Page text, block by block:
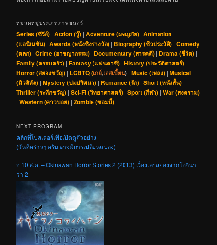
หมวดหมู่ประเภทภาพยนตร์
Series (ซีรีส์) |Action (บู๊) |Adventure (ผจญภัย) |Animation
(แอนิเมชัน) |Awards (หนังชิงรางวัล) | Biography (ชีวประวัติ) |Comedy
(ตลก) |Crime (อาชญากรรม) | Documentary (สารคดี) | Drama (ชีวิต) |
Family (ครอบครัว) |Fantasy (แฟนตาซี) |History (ประวัติศาสตร์) |
Horror (สยองขวัญ) | LGBTQ (เกย์,เลสเบี้ยน) |Music (เพลง) |Musical
(มิวสิคัล) |Mystery (ปมปริศนา) | Romance (รัก) |Short (หนังสั้น) |
Thriller (ระทึกขวัญ) |Sci-Fi (วิทยาศาสตร์) |Sport (กีฬา) |War (สงคราม)
|Western (คาวบอย) |Zombie (ซอมบี้)
NEXT PROGRAM
คลิกที่โปสเตอร์เพื่อเปิดดูตัวอย่าง
(วันที่คร่าวๆ ครับ อาจมีการเปลี่ยนแปลง)
จ 10 ส.ค. – Okinawan Horror Stories 2 (2013) เรื่องเล่าสยองจากโอกินา
ว่า 2